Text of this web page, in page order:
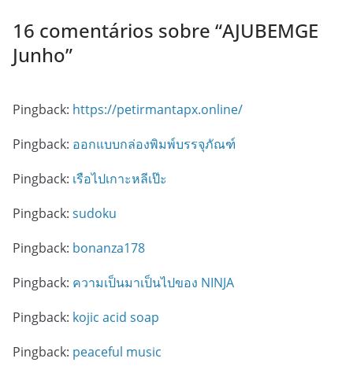
16 comentários sobre “AJUBEMGE
Junho”
Pingback: https://petirmantapx.online/
Pingback: ออกแบบกล่องพิมพ์บรรจุภัณฑ์
Pingback: เรือไปเกาะหลีเป๊ะ
Pingback: sudoku
Pingback: bonanza178
Pingback: ความเป็นมาเป็นไปของ NINJA
Pingback: kojic acid soap
Pingback: peaceful music